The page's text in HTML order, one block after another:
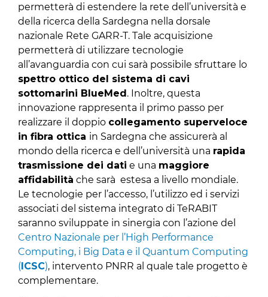
permetterà di estendere la rete dell’università e
della ricerca della Sardegna nella dorsale
nazionale Rete GARR-T. Tale acquisizione
permetterà di utilizzare tecnologie
all’avanguardia con cui sarà possibile sfruttare lo
spettro ottico del sistema di cavi
sottomarini BlueMed . Inoltre, questa
innovazione rappresenta il primo passo per
realizzare il doppio collegamento superveloce
in fibra ottica in Sardegna che assicurerà al
mondo della ricerca e dell’università una rapida
trasmissione dei dati e una maggiore
affidabilità che sarà estesa a livello mondiale.
Le tecnologie per l’accesso, l’utilizzo ed i servizi
associati del sistema integrato di TeRABIT
saranno sviluppate in sinergia con l’azione del
Centro Nazionale per l’High Performance
Computing, i Big Data e il Quantum Computing
( ICSC), intervento PNRR al quale tale progetto è
complementare.